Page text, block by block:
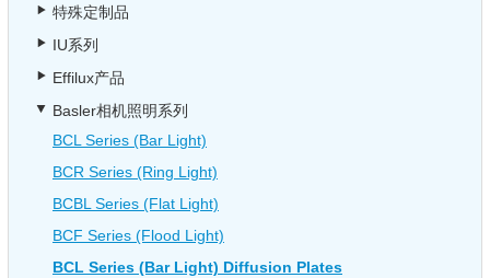
特殊定制品
IU系列
Effilux产品
Basler相机照明系列
BCL Series (Bar Light)
BCR Series (Ring Light)
BCBL Series (Flat Light)
BCF Series (Flood Light)
BCL Series (Bar Light) Diffusion Plates